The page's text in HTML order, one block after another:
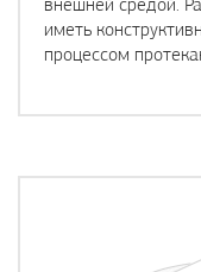
иметь
процессом